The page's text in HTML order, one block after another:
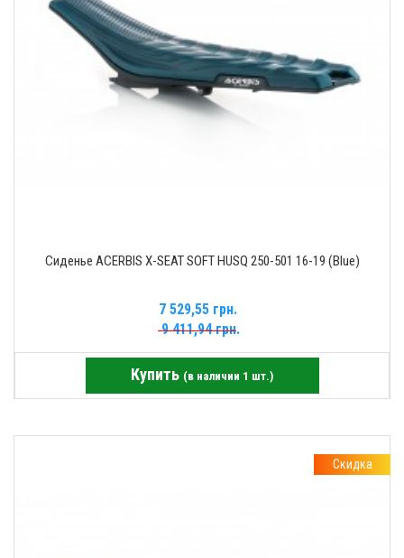
Сиденье ACERBIS X-SEAT SOFT HUSQ 250-501 16-19 (Blue)
7 529,55 грн.
9 411,94 грн.
Купить (в наличии 1 шт.)
Скидка